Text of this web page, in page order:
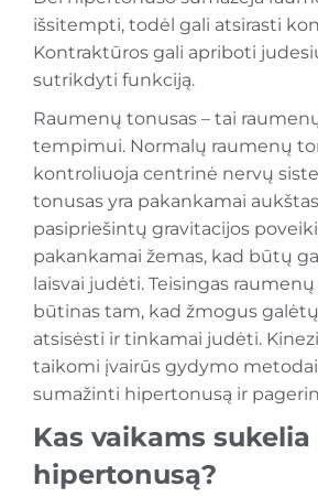
išsitempti, todėl gali atsirasti
Kontraktūros gali apriboti
sutrikdyti funkciją.
Raumenų tonusas – tai
tempimui. Normalų raumenų
kontroliuoja centrinė nervų
tonusas yra pakankamai
pasipriešintų gravitacijos
pakankamai žemas, kad būtų
laisvai judėti. Teisingas
būtinas tam, kad žmogus
atsisėsti ir tinkamai judėti.
taikomi įvairūs gydymo
sumažinti hipertonusą ir
Kas vaikams sukelia
hipertonusą?